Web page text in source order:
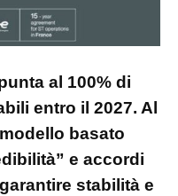
al 100% di
entro il 2027. Al
basato
e accordi
stabilità e